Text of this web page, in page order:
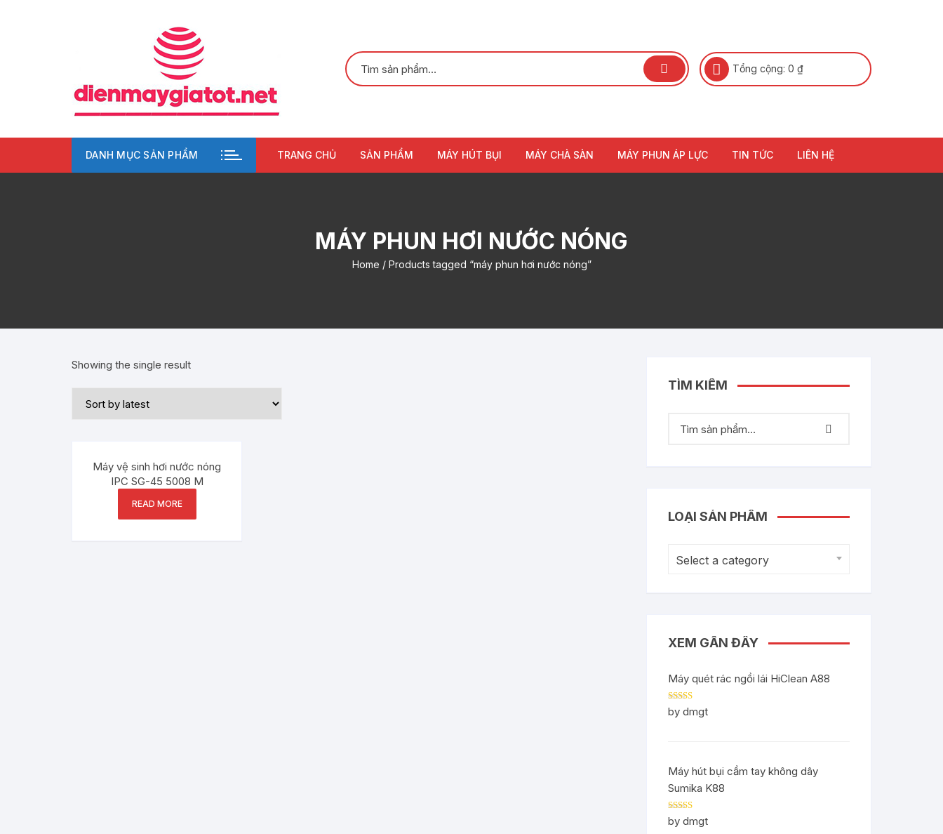
Tổng cộng: 0 ₫
DANH MỤC SẢN PHẨM TRANG CHỦ SẢN PHẨM MÁY HÚT BỤI MÁY CHÀ SÀN MÁY PHUN ÁP LỰC TIN TỨC LIÊN HỆ
MÁY PHUN HƠI NƯỚC NÓNG
Home / Products tagged “máy phun hơi nước nóng”
Showing the single result
Máy vệ sinh hơi nước nóng
IPC SG-45 5008 M
READ MORE
TÌM KIẾM
LOẠI SẢN PHẨM
Select a category
XEM GẦN ĐÂY
Máy quét rác ngồi lái HiClean A88
Rated5out
of 5
by dmgt
Máy hút bụi cầm tay không dây
Sumika K88
Rated5out
of 5
by dmgt